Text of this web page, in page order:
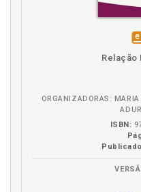
Relação
ORGANIZADORAS:
ISBN: